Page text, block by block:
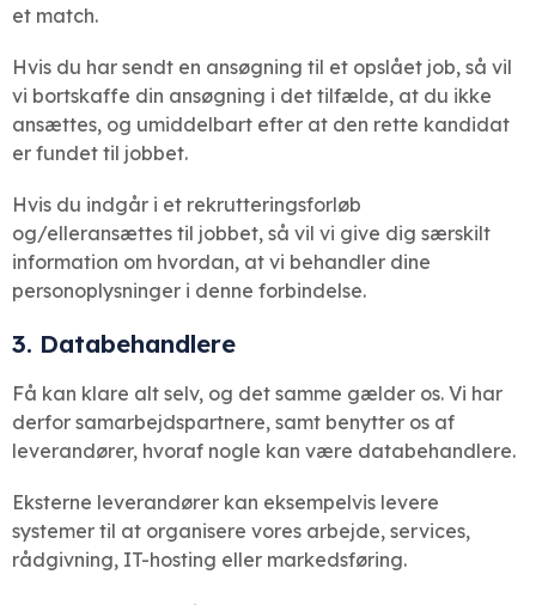
et match.
Hvis du har sendt en ansøgning til et opslået job, så vil
vi bortskaffe din ansøgning i det tilfælde, at du ikke
ansættes, og umiddelbart efter at den rette kandidat
er fundet til jobbet.
Hvis du indgår i et rekrutteringsforløb
og/elleransættes til jobbet, så vil vi give dig særskilt
information om hvordan, at vi behandler dine
personoplysninger i denne forbindelse.
3. Databehandlere
Få kan klare alt selv, og det samme gælder os. Vi har
derfor samarbejdspartnere, samt benytter os af
leverandører, hvoraf nogle kan være databehandlere.
Eksterne leverandører kan eksempelvis levere
systemer til at organisere vores arbejde, services,
rådgivning, IT-hosting eller markedsføring.